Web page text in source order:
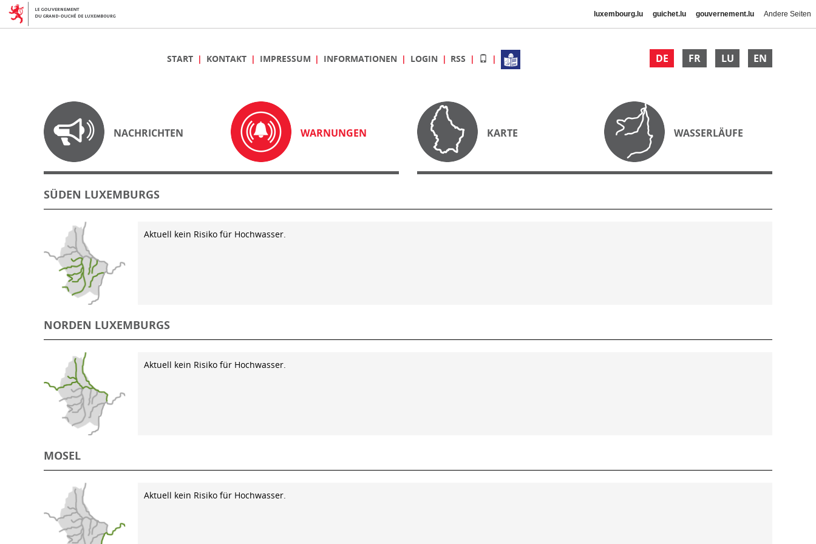
luxembourg.lu guichet.lu gouvernement.lu Andere Seiten
DE FR LU EN
START KONTAKT IMPRESSUM INFORMATIONEN LOGIN RSS
NACHRICHTEN WARNUNGEN KARTE WASSERLÄUFE
SÜDEN LUXEMBURGS
Aktuell kein Risiko für Hochwasser.
NORDEN LUXEMBURGS
Aktuell kein Risiko für Hochwasser.
MOSEL
Aktuell kein Risiko für Hochwasser.